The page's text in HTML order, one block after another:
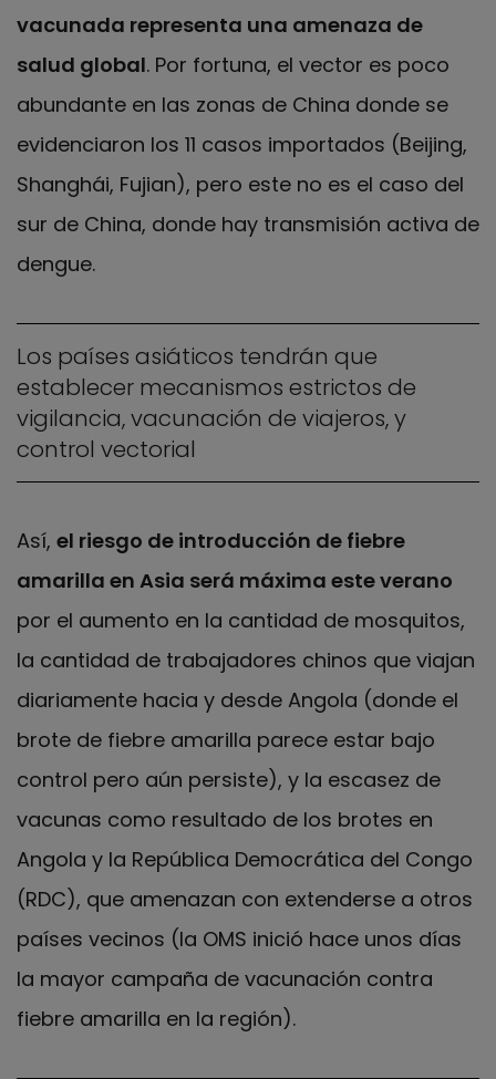
vacunada representa una amenaza de
salud global. Por fortuna, el vector es poco
abundante en las zonas de China donde se
evidenciaron los 11 casos importados (Beijing,
Shanghái, Fujian), pero este no es el caso del
sur de China, donde hay transmisión activa de
dengue.
Los países asiáticos tendrán que
establecer mecanismos estrictos de
vigilancia, vacunación de viajeros, y
control vectorial
Así, el riesgo de introducción de fiebre
amarilla en Asia será máxima este verano
por el aumento en la cantidad de mosquitos,
la cantidad de trabajadores chinos que viajan
diariamente hacia y desde Angola (donde el
brote de fiebre amarilla parece estar bajo
control pero aún persiste), y la escasez de
vacunas como resultado de los brotes en
Angola y la República Democrática del Congo
(RDC), que amenazan con extenderse a otros
países vecinos (la OMS inició hace unos días
la mayor campaña de vacunación contra
fiebre amarilla en la región).